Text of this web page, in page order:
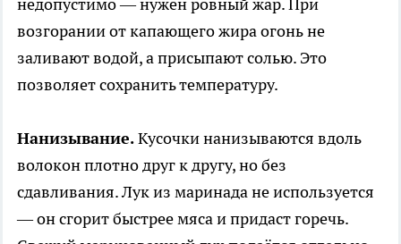
недопустимо — нужен ровный жар. При
возгорании от капающего жира огонь не
заливают водой, а присыпают солью. Это
позволяет сохранить температуру.
Нанизывание.Кусочки нанизываются вдоль
волокон плотно друг к другу, но без
сдавливания. Лук из маринада не используется
— он сгорит быстрее мяса и придаст горечь.